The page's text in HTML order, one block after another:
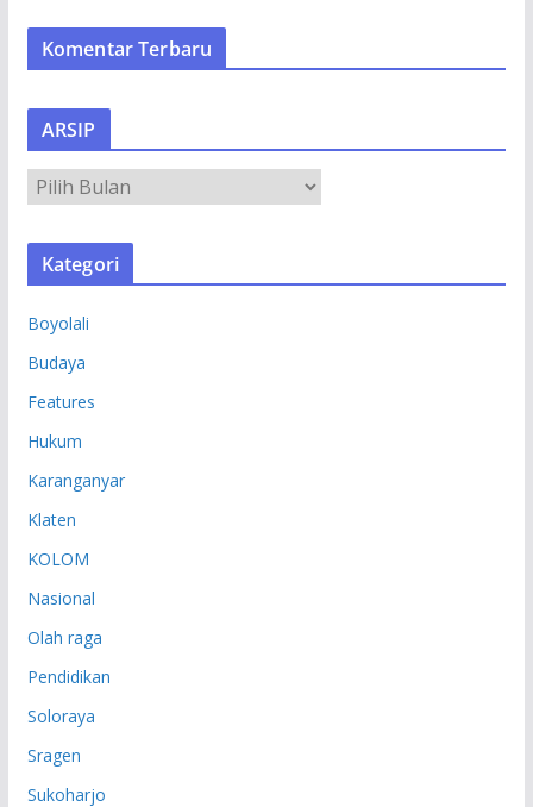
Komentar Terbaru
ARSIP
R
S
Kategori
Boyolali
Budaya
Features
Hukum
Karanganyar
Klaten
KOLOM
Nasional
Olah raga
Pendidikan
Soloraya
Sragen
Sukoharjo